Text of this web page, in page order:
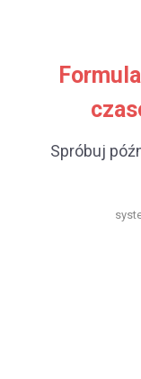
Spróbuj